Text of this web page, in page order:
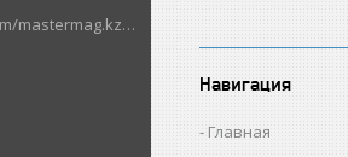
https://instagram.com/mastermag.kz?igshid=NDk5N2NlZjQ=
Навигация
Главная